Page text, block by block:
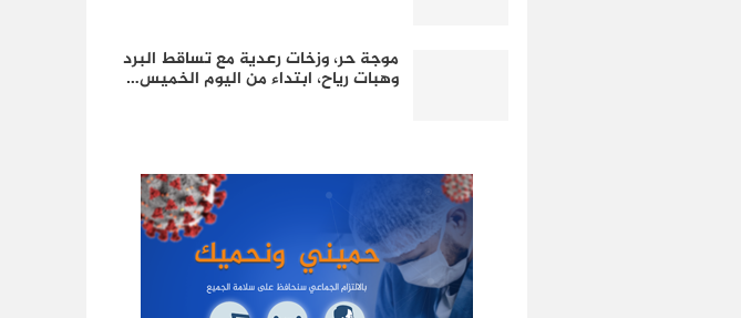
موجة حر، وزخات رعدية مع تساقط البرد
وهبات رياح، ابتداء من اليوم الخميس…